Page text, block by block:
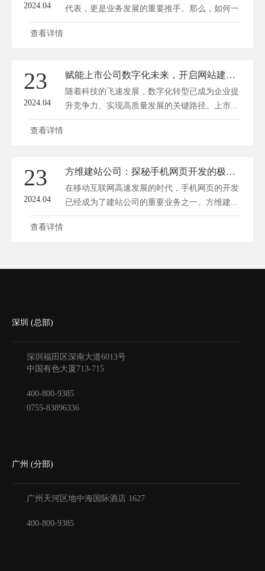
2024.04
代表，更是业务发展的重要推手。那么，如何一
步...
查看详情
23
2024.04
赋能上市公司数字化未来，开启网站建设新篇章
随着科技的飞速发展，数字化转型已成为企业提
升竞争力、实现高质量发展的关键路径。上市...
查看详情
23
2024.04
方维建站公司：探秘手机网页开发的极致技艺
在移动互联网高速发展的时代，手机网页的开发
已经成为了建站公司的重要业务之一。方维建...
查看详情
深圳 (总部)
深圳福田区深南大道6013号
中国有色大厦713-715
400-800-9385
0755-83896336
广州 (分部)
广州天河区地中海国际酒店 1627
400-800-9385